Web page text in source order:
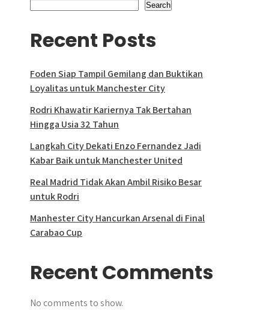
Search
Recent Posts
Foden Siap Tampil Gemilang dan Buktikan
Loyalitas untuk Manchester City
Rodri Khawatir Kariernya Tak Bertahan
Hingga Usia 32 Tahun
Langkah City Dekati Enzo Fernandez Jadi
Kabar Baik untuk Manchester United
Real Madrid Tidak Akan Ambil Risiko Besar
untuk Rodri
Manhester City Hancurkan Arsenal di Final
Carabao Cup
Recent Comments
No comments to show.